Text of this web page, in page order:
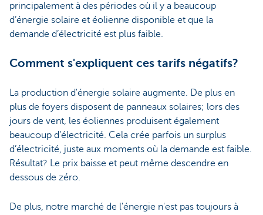
principalement à des périodes où il y a beaucoup
d’énergie solaire et éolienne disponible et que la
demande d’électricité est plus faible.
Comment s'expliquent ces tarifs négatifs?
La production d'énergie solaire augmente. De plus en
plus de foyers disposent de panneaux solaires; lors des
jours de vent, les éoliennes produisent également
beaucoup d’électricité. Cela crée parfois un surplus
d’électricité, juste aux moments où la demande est faible.
Résultat? Le prix baisse et peut même descendre en
dessous de zéro.
De plus, notre marché de l'énergie n'est pas toujours à